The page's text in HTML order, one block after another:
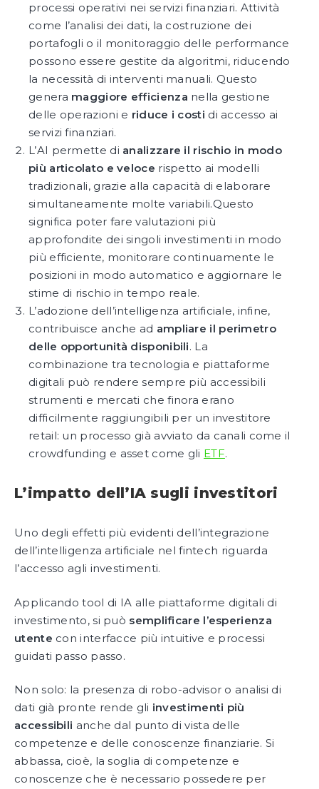
processi operativi nei servizi finanziari. Attività
come l’analisi dei dati, la costruzione dei
portafogli o il monitoraggio delle performance
possono essere gestite da algoritmi, riducendo
la necessità di interventi manuali. Questo
genera maggiore efficienza nella gestione
delle operazioni e riduce i costi di accesso ai
servizi finanziari.
L’AI permette di analizzare il rischio in modo
più articolato e veloce rispetto ai modelli
tradizionali, grazie alla capacità di elaborare
simultaneamente molte variabili.Questo
significa poter fare valutazioni più
approfondite dei singoli investimenti in modo
più efficiente, monitorare continuamente le
posizioni in modo automatico e aggiornare le
stime di rischio in tempo reale.
L’adozione dell’intelligenza artificiale, infine,
contribuisce anche ad ampliare il perimetro
delle opportunità disponibili. La
combinazione tra tecnologia e piattaforme
digitali può rendere sempre più accessibili
strumenti e mercati che finora erano
difficilmente raggiungibili per un investitore
retail: un processo già avviato da canali come il
crowdfunding e asset come gli ETF.
L’impatto dell’IA sugli investitori
Uno degli effetti più evidenti dell’integrazione
dell’intelligenza artificiale nel fintech riguarda
l’accesso agli investimenti.
Applicando tool di IA alle piattaforme digitali di
investimento, si può semplificare l’esperienza
utente con interfacce più intuitive e processi
guidati passo passo.
Non solo: la presenza di robo-advisor o analisi di
dati già pronte rende gli investimenti più
accessibili anche dal punto di vista delle
competenze e delle conoscenze finanziarie. Si
abbassa, cioè, la soglia di competenze e
conoscenze che è necessario possedere per